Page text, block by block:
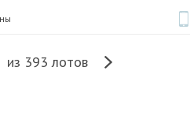
из 393 лотов